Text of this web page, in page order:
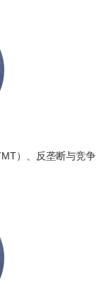
）、反垄断与竞争